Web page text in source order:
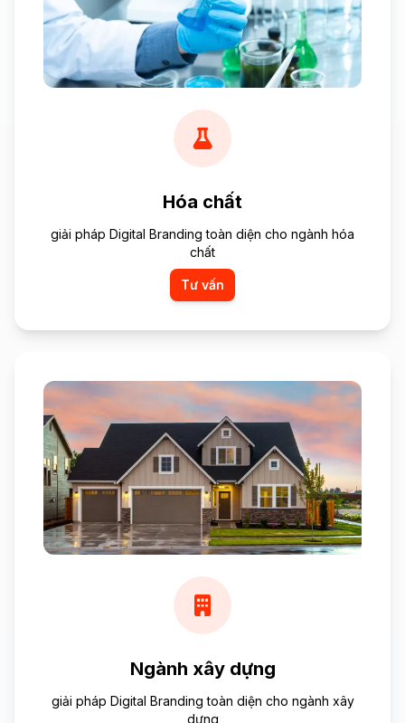
Hóa chất
giải pháp Digital Branding toàn diện cho ngành hóa
chất
Tư vấn
Ngành xây dựng
giải pháp Digital Branding toàn diện cho ngành xây
dựng